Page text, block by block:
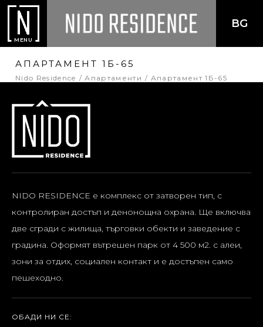
MENU
BG
АПАРТАМЕНТ 1Б-65
Nido Residence Апартаменти Апартамент 1Б-65
NIDO RESIDENCE е комплекс от затворен тип, с
контролиран достъп и денонощна охрана. Ще включва
две сгради с жилища, търговки обекти и заведение с
градина. Оформят вътрешен парк от 4 500 м2. с алеи,
зони за отдих, социален контакт и е достъпен само
пешеходно.
ОБАДИ НИ СЕ: